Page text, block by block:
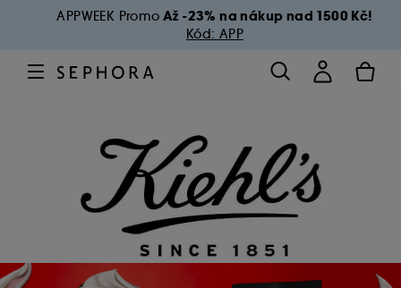
APPWEEK Promo Až -23% na nákup nad 1500 Kč!
Kód: APP